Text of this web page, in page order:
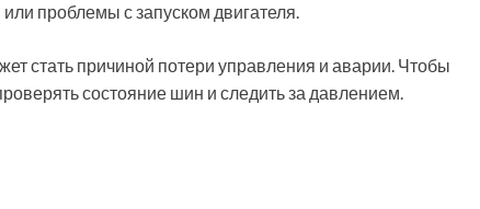
проблемы с запуском двигателя.
стать причиной потери управления и аварии. Чтобы
состояние шин и следить за давлением.